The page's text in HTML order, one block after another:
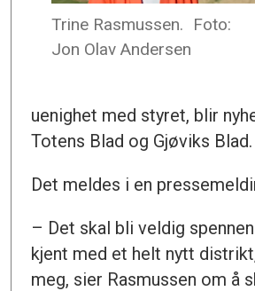
Trine Rasmussen.
Foto:
Jon Olav Andersen
uenighet med styret, blir
Totens Blad og Gjøviks Blad.
Det meldes i en
– Det skal bli veldig
kjent med et helt nytt
meg, sier Rasmussen om å